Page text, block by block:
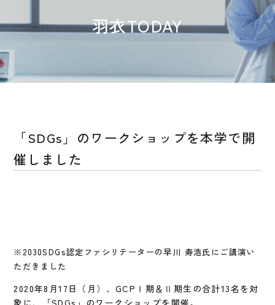
羽衣TODAY
「SDGs」のワークショップを本学で開
催しました
※2030SDGs認定ファシリテーターの早川 寿浩氏にご講演い
ただきました
2020年8月17日（月）、GCPⅠ期＆Ⅱ期生の合計13名を対
象に、「SDGs」のワークショップを開催。